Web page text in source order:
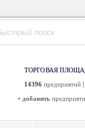
ТОРГОВАЯ
14396 предприятий |
+ добавить